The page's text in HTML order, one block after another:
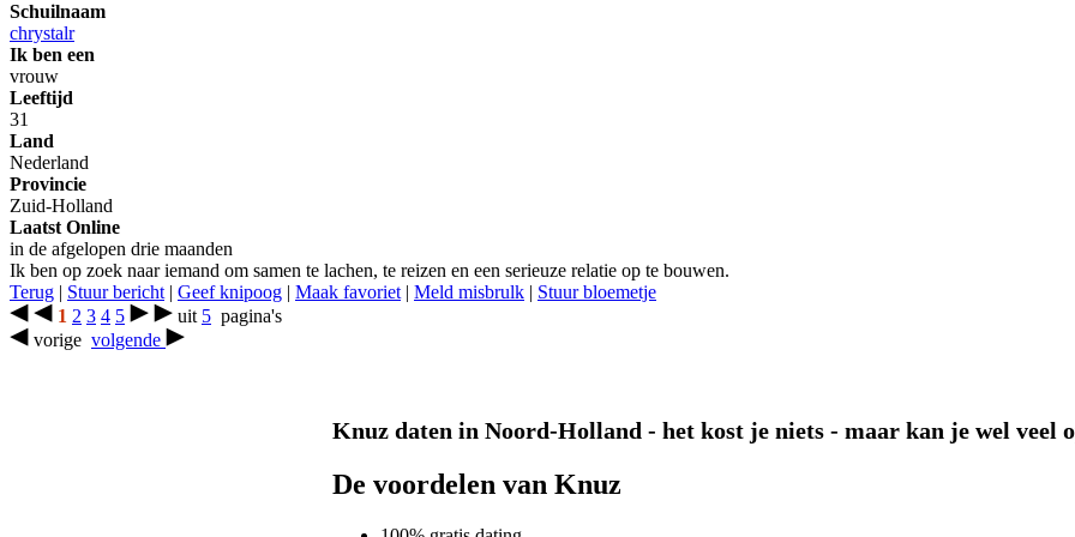
Schuilnaam
chrystalr
Ik ben een
vrouw
Leeftijd
31
Land
Nederland
Provincie
Zuid-Holland
Laatst Online
in de afgelopen drie maanden
Ik ben op zoek naar iemand om samen te lachen, te reizen en een serieuze relatie op te bouwen.
Terug | Stuur bericht | Geef knipoog | Maak favoriet | Meld misbrulk | Stuur bloemetje
1 2 3 4 5 uit 5 pagina's
vorige volgende
Knuz daten in Noord-Holland - het kost je niets - maar kan je wel veel
De voordelen van Knuz